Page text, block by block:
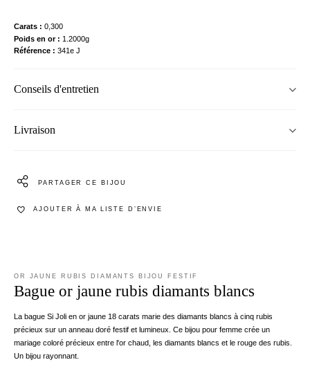
Carats
0,300
Poids en or
1.2000g
Référence
341e J
Conseils d'entretien
Livraison
PARTAGER CE BIJOU
AJOUTER À MA LISTE D’ENVIE
OR JAUNE RUBIS DIAMANTS BIJOU FESTIF
Bague or jaune rubis diamants blancs
La bague Si Joli en or jaune 18 carats marie des diamants blancs à cinq rubis
précieux sur un anneau doré festif et lumineux. Ce bijou pour femme crée un
mariage coloré précieux entre l'or chaud, les diamants blancs et le rouge des rubis.
Un bijou rayonnant.